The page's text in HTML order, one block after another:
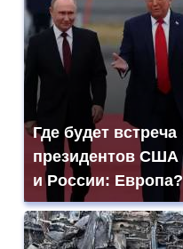
Где будет встреча
президентов США
и России: Европа?